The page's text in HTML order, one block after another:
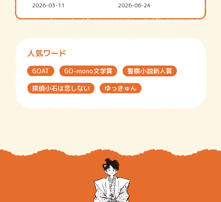
2026-03-11 2026-06-24
人気ワード
GOAT GO-mono文学賞
警察小説新人賞
探偵小石は恋しない
ゆっきゅん